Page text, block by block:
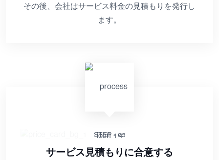
その後、会社はサービス料金の見積もりを発行し
ます。
STEP - 03
サービス見積もりに合意する